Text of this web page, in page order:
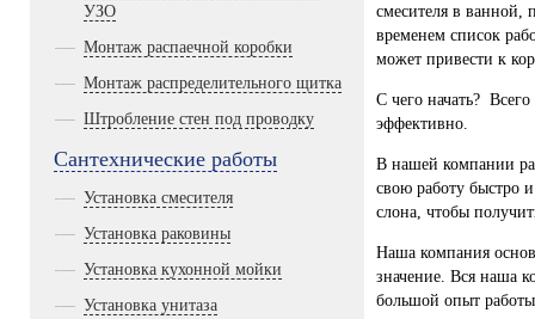
УЗО
Монтаж распаечной коробки
Монтаж распределительного щитка
Штробление стен под проводку
Сантехнические работы
Установка смесителя
Установка раковины
Установка кухонной мойки
Установка унитаза
смесителя в ванной,
временем список
может привести к
С чего начать?
эффективно.
В нашей компании
свою работу быстро
слона, чтобы
Наша компания
значение. Вся наша
большой опыт